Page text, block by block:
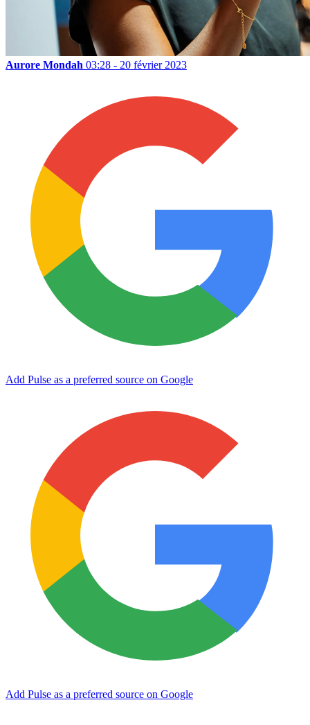
Aurore Mondah 03:28 - 20 février 2023
Add Pulse as a preferred source on Google
Add Pulse as a preferred source on Google